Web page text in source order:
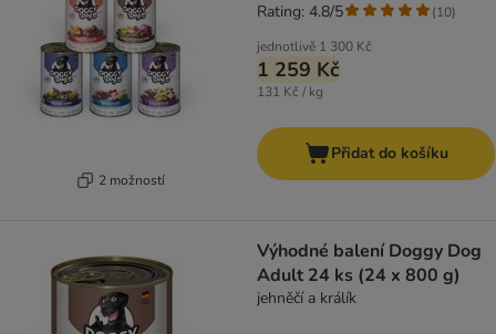
2 možností
jednotlivě 1 300 Kč
1 259 Kč
131 Kč / kg
Rating: 4.8/5 (10)
Přidat do košíku
Výhodné balení Doggy Dog
Adult 24 ks (24 x 800 g)
jehněčí a králík